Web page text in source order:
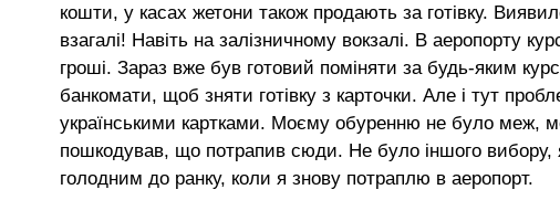
кошти, у касах жетони також продають за готівку.
взагалі! Навіть на залізничному вокзалі. В аеропорту
гроші. Зараз вже був готовий поміняти за будь-яким
банкомати, щоб зняти готівку з карточки. Але і тут
українськими картками. Моєму обуренню не було меж,
пошкодував, що потрапив сюди. Не було іншого вибору,
голодним до ранку, коли я знову потраплю в аеропорт.